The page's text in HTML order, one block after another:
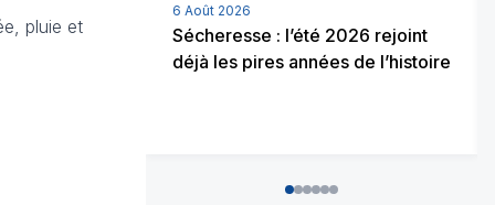
pluie et
6 Août 2026
Sécheresse : l’été 2026 rejoint
déjà les pires années de l’histoire